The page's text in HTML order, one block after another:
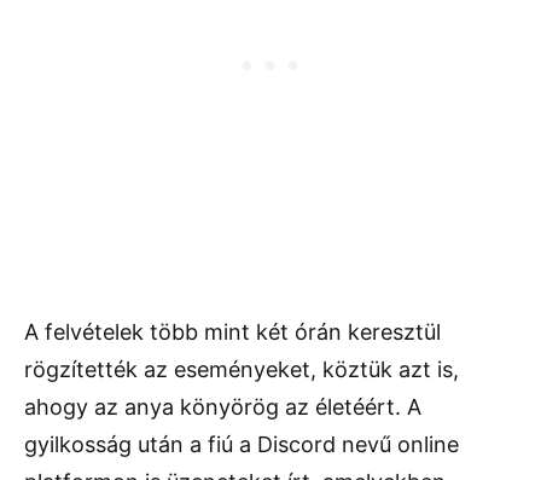
A felvételek több mint két órán keresztül
rögzítették az eseményeket, köztük azt is,
ahogy az anya könyörög az életéért. A
gyilkosság után a fiú a Discord nevű online